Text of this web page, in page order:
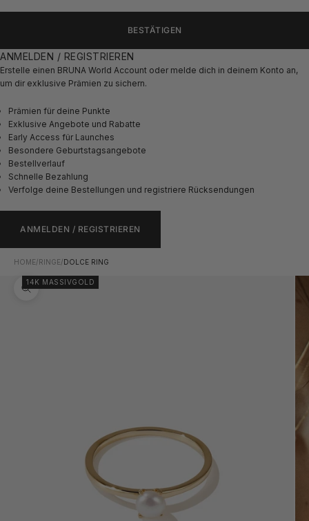
BESTÄTIGEN
ANMELDEN / REGISTRIEREN
Erstelle einen BRUNA World Account oder melde dich in deinem Konto an,
um dir exklusive Prämien zu sichern.
Prämien für deine Punkte
Exklusive Angebote und Rabatte
Early Access für Launches
Besondere Geburtstagsangebote
Bestellverlauf
Schnelle Bezahlung
Verfolge deine Bestellungen und registriere Rücksendungen
ANMELDEN / REGISTRIEREN
HOME/ RINGE/ DOLCE RING
Bild vergrößern
14K MASSIVGOLD